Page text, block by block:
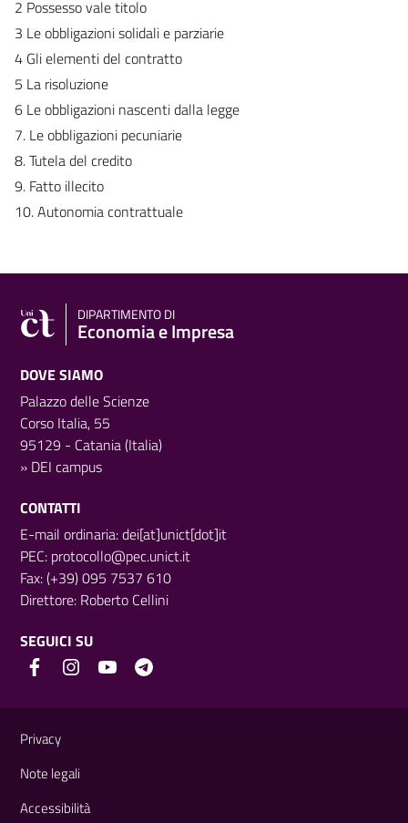
2 Possesso vale titolo
3 Le obbligazioni solidali e parziarie
4 Gli elementi del contratto
5 La risoluzione
6 Le obbligazioni nascenti dalla legge
7. Le obbligazioni pecuniarie
8. Tutela del credito
9. Fatto illecito
10. Autonomia contrattuale
DIPARTIMENTO DI
Economia e Impresa
DOVE SIAMO
Palazzo delle Scienze
Corso Italia, 55
95129 - Catania (Italia)
» DEI campus
CONTATTI
E-mail ordinaria: dei[at]unict[dot]it
PEC: protocollo@pec.unict.it
Fax: (+39) 095 7537 610
Direttore: Roberto Cellini
SEGUICI SU
Privacy
Note legali
Accessibilità